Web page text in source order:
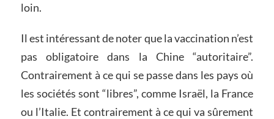
loin.
Il est intéressant de noter que la vaccination n’est
pas obligatoire dans la Chine “autoritaire”.
Contrairement à ce qui se passe dans les pays où
les sociétés sont “libres”, comme Israël, la France
ou l’Italie. Et contrairement à ce qui va sûrement